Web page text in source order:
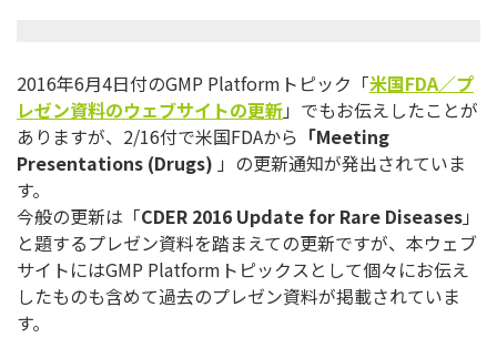
2016年6月4日付のGMP Platformトピック「米国FDA／プ
レゼン資料のウェブサイトの更新」 でもお伝えしたことが
ありますが、2/16付で米国FDAから 「Meeting
Presentations (Drugs) 」の更新通知が発出されていま
す。
今般の更新は「CDER 2016 Update for Rare Diseases」
と題するプレゼン資料を踏まえての更新ですが、 本ウェブ
サイトにはGMP Platformトピックスとして個々にお伝え
したものも含めて過去のプレゼン資料が掲載されていま
す。